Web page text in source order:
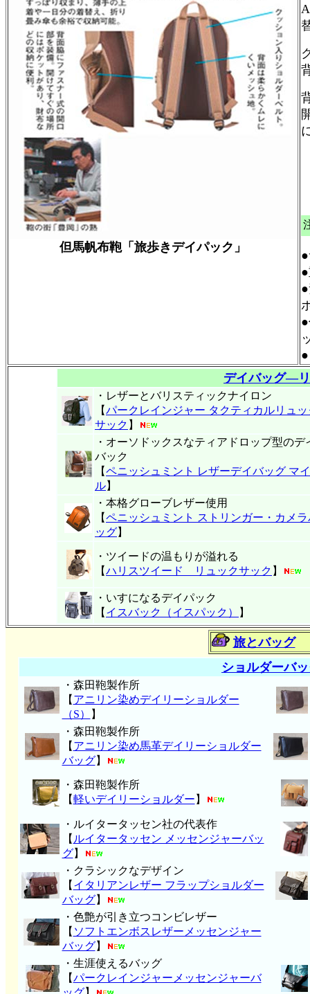
但馬帆布鞄「旅歩きデイパック」
デイバッグ―
・レザーとバリスティックナイロン
【パークレインジャー タクティカルリュッ
サック 】
・オーソドックスなティアドロップ型のデ
バック
【ペニッシュミント レザーデイバッグ マイ
ル】
・本格グローブレザー使用
【ペニッシュミント ストリンガー・カメラ
ッグ】
・ツイードの温もりが溢れる
【ハリスツイード リュックサック 】
・いすになるデイパック
【 イスバック（イスパック） 】
旅とバッグ
ショルダーバ
・森田鞄製作所
【 アニリン染めデイリーショルダー
（S）
】
・森田鞄製作所
【 アニリン染め馬革デイリーショルダー
バッグ】
・森田鞄製作所
【軽いデイリーショルダー 】
・ルイタータッセン社の代表作
【 ルイタータッセン メッセンジャーバッ
グ】
・クラシックなデザイン
【 イタリアンレザー フラップショルダー
バッグ】
・色艶が引き立つコンビレザー
【 ソフトエンボスレザーメッセンジャー
バッグ】
・生涯使えるバッグ
【パークレインジャーメッセンジャーバ